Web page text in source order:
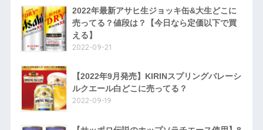
2022年最新アサヒ生ジョッキ缶&大生どこに
売ってる？値段は？【今日なら定価以下で買
える】
2022-09-21
【2022年9月発売】KIRINスプリングバレーシ
ルクエール白どこに売ってる？
2022-09-19